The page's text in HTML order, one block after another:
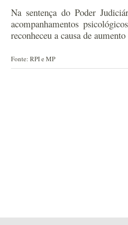
Na sentença do Poder
acompanhamentos
reconheceu a causa de
Fonte: RPI e MP